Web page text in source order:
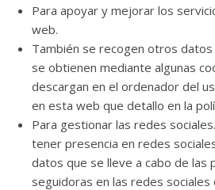
Para apoyar y mejorar los
web.
También se recogen otros
se obtienen mediante algunas
descargan en el ordenador del
en esta web que detallo en la
Para gestionar las redes sociales.
tener presencia en redes
datos que se lleve a cabo de las
seguidoras en las redes sociales